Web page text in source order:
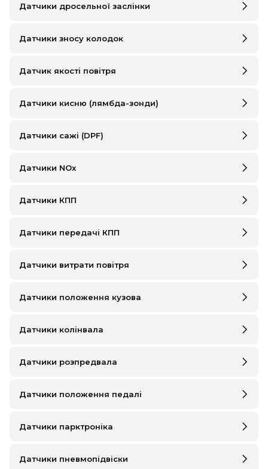
KIA
LINCOLN
MAZDA
MITSUBISHI
POLESTAR
PORSCHE
SEAT
Датчики дросельної заслінки
Датчики зносу колодок
Датчик якості повітря
Датчики кисню (лямбда-зонди)
Датчики сажі (DPF)
Датчики NOx
Датчики КПП
Датчики передачі КПП
Датчики витрати повітря
Датчики положення кузова
Датчики колінвала
Датчики розпредвала
Датчики положення педалі
Датчики парктроніка
Датчики пневмопідвіски